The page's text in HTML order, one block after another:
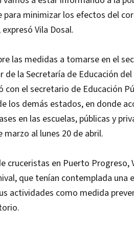
para minimizar los efectos del
Vila Dosal.
las medidas a tomarse en el
la Secretaría de Educación
con el secretario de Educación
los demás estados, en donde
en las escuelas, públicas y
marzo al lunes 20 de abril.
cruceristas en Puerto Progreso,
que tenían contemplada una
actividades como medida